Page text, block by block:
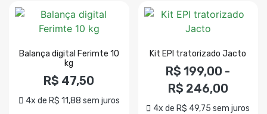
Balança digital Ferimte 10
kg
R$ 47,50
4x de R$ 11,88 sem juros
Kit EPI tratorizado Jacto
R$ 199,00 -
R$ 246,00
4x de R$ 49,75 sem juros